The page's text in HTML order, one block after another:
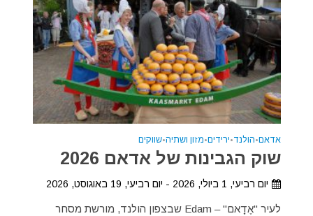
אדאם•הולנד•ירידים•מזון ושתיה•שווקים
שוק הגבינות של אדאם 2026
יום רביעי, 1 ביולי, 2026 - יום רביעי, 19 באוגוסט, 2026
לעיר "אֶדָאם" – Edam שבצפון הולנד, מורשת מסחר